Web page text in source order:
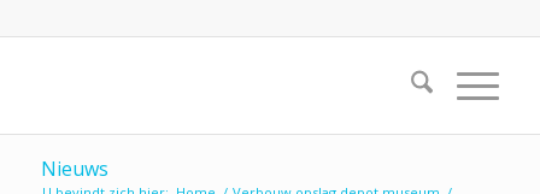
Nieuws